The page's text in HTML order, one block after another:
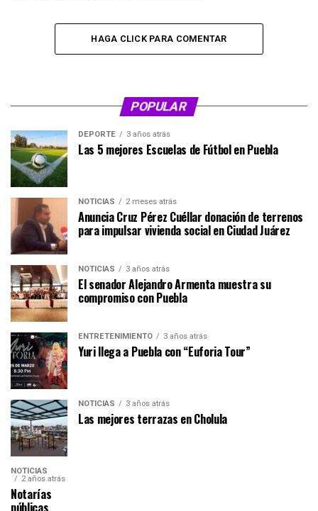
HAGA CLICK PARA COMENTAR
POPULAR
DEPORTE 3 años atrás
Las 5 mejores Escuelas de Fútbol en Puebla
NOTICIAS 2 meses atrás
Anuncia Cruz Pérez Cuéllar donación de terrenos
para impulsar vivienda social en Ciudad Juárez
NOTICIAS 3 años atrás
El senador Alejandro Armenta muestra su
compromiso con Puebla
ENTRETENIMIENTO 3 años atrás
Yuri llega a Puebla con “Euforia Tour”
NOTICIAS 3 años atrás
Las mejores terrazas en Cholula
NOTICIAS
2 años atrás
Notarías
públicas